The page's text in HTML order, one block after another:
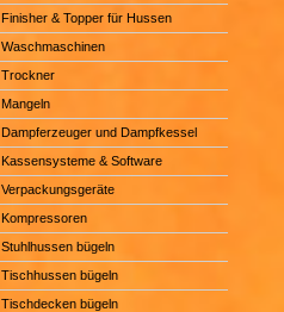
Finisher & Topper für Hussen
Waschmaschinen
Trockner
Mangeln
Dampferzeuger und Dampfkessel
Kassensysteme & Software
Verpackungsgeräte
Kompressoren
Stuhlhussen bügeln
Tischhussen bügeln
Tischdecken bügeln